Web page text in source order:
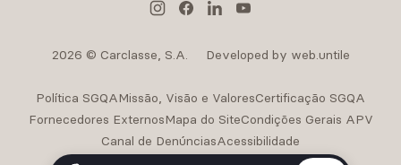
2026 © Carclasse, S.A. Developed by web.untile
Política SGQAMissão, Visão e ValoresCertificação SGQA
Fornecedores ExternosMapa do SiteCondições Gerais APV
Canal de DenúnciasAcessibilidade